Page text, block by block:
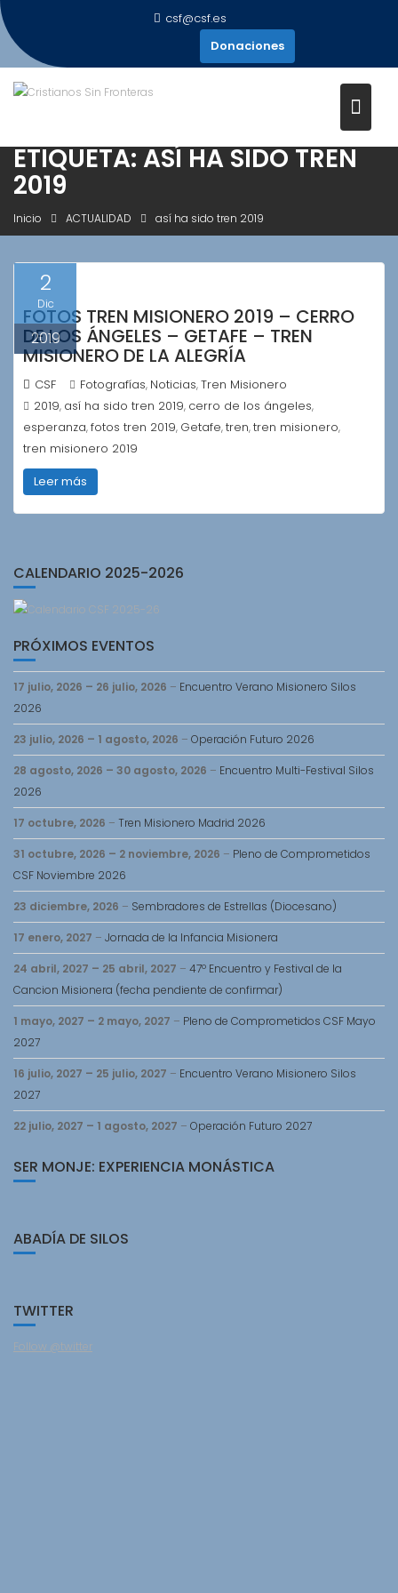
Saltar
al
contenido
csf@csf.es
Donaciones
ETIQUETA:ASÍ HA SIDO TREN
2019
Inicio ACTUALIDAD así ha sido tren 2019
2
Dic
2019
FOTOS TREN MISIONERO 2019 – CERRO
DE LOS ÁNGELES – GETAFE – TREN
MISIONERO DE LA ALEGRÍA
CSF Fotografías, Noticias,Tren Misionero
2019, así ha sido tren 2019, cerro de los ángeles,
esperanza,fotos tren 2019, Getafe,tren,tren misionero,
tren misionero 2019
Leer más
CALENDARIO 2025-2026
PRÓXIMOS EVENTOS
17 julio, 2026 – 26 julio, 2026 – Encuentro Verano Misionero Silos
2026
23 julio, 2026 – 1 agosto, 2026 – Operación Futuro 2026
28 agosto, 2026 – 30 agosto, 2026 – Encuentro Multi-Festival Silos
2026
17 octubre, 2026 – Tren Misionero Madrid 2026
31 octubre, 2026 – 2 noviembre, 2026 – Pleno de Comprometidos
CSF Noviembre 2026
23 diciembre, 2026 – Sembradores de Estrellas (Diocesano)
17 enero, 2027 – Jornada de la Infancia Misionera
24 abril, 2027 – 25 abril, 2027 – 47º Encuentro y Festival de la
Cancion Misionera (fecha pendiente de confirmar)
1 mayo, 2027 – 2 mayo, 2027 – Pleno de Comprometidos CSF Mayo
2027
16 julio, 2027 – 25 julio, 2027 – Encuentro Verano Misionero Silos
2027
22 julio, 2027 – 1 agosto, 2027 – Operación Futuro 2027
SER MONJE: EXPERIENCIA MONÁSTICA
ABADÍA DE SILOS
TWITTER
Follow @twitter